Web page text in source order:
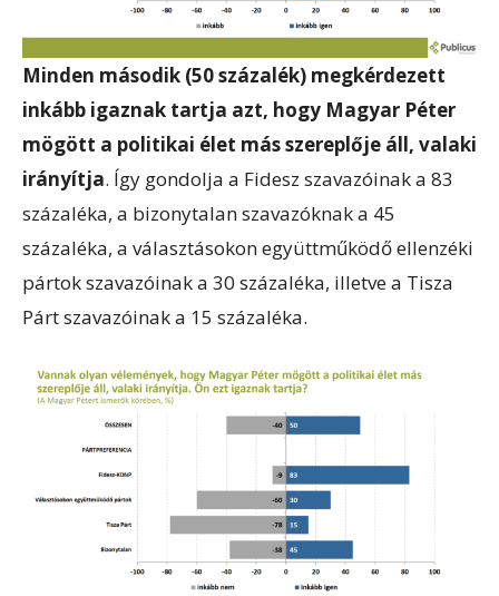
Minden második (50 százalék) megkérdezett
inkább igaznak tartja azt, hogy Magyar Péter
mögött a politikai élet más szereplője áll, valaki
irányítja. Így gondolja a Fidesz szavazóinak a 83
százaléka, a bizonytalan szavazóknak a 45
százaléka, a választásokon együttműködő ellenzéki
pártok szavazóinak a 30 százaléka, illetve a Tisza
Párt szavazóinak a 15 százaléka.